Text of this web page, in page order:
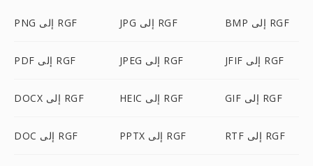
PNG إلى RGF JPG إلى RGF BMP إلى RGF
PDF إلى RGF JPEG إلى RGF JFIF إلى RGF
DOCX إلى RGF HEIC إلى RGF GIF إلى RGF
DOC إلى RGF PPTX إلى RGF RTF إلى RGF